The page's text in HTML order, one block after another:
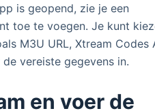
is geopend, zie je een
toe te voegen. Je kunt
M3U URL, Xtream Codes
vereiste gegevens in.
en voer de